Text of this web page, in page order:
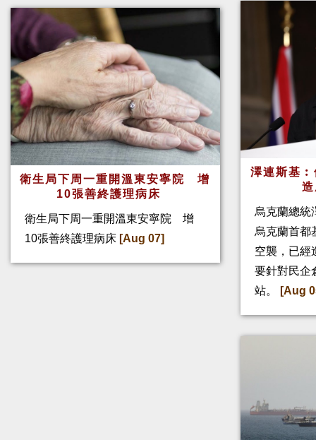
衛生局下周一重開溫東安寧院 增
10張善終護理病床
衛生局下周一重開溫東安寧院 增
10張善終護理病床 [Aug 07]
澤連斯基
烏克蘭總統
烏克蘭首都
空襲，已經
要針對民企
站。
[Aug